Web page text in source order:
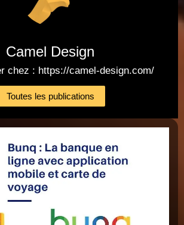
Camel Design
chez : https://camel-design.com/
Toutes les publications